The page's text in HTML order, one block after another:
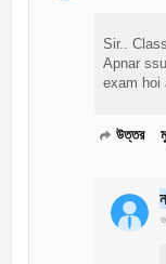
Sir..
Apnar
exam hoi
উত্তর